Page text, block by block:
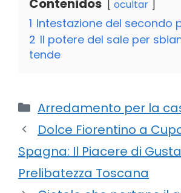
ocultar
1 Intestazione del secondo
2 Il potere del sale per
tende
Categorie
Arredamento per la
Dolce Fiorentino a
Spagna: Il Piacere di
Prelibatezza Toscana